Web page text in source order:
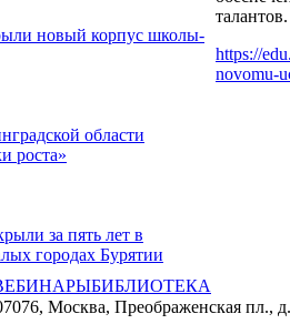
новый корпус школы-
области
роста»
за пять лет в
городах Бурятии
талантов.
https://
novomu-
БИБЛИОТЕКА
Москва, Преображенская пл.,